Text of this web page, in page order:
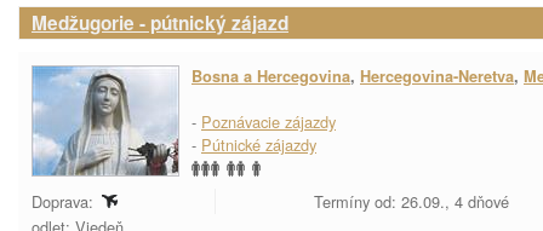
Medžugorie - pútnický zájazd
Bosna a Hercegovina, Hercegovina-Neretva,
- Poznávacie zájazdy
- Pútnické zájazdy
Doprava:
Termíny od: 26.09., 4 dňové